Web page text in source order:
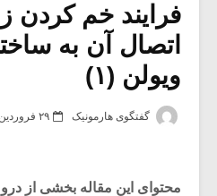
فرایند خم کردن
اتصال آن به
ویولن (۱)
گفتگوی هارمونیک ۲۹ فروردین ۱۳۹۸
محتوای این مقاله بخشی از